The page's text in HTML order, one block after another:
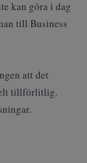
kan göra i dag
till Business
att det
tillförlitlig.